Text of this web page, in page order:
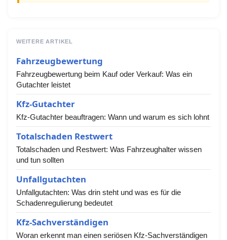
WEITERE ARTIKEL
Fahrzeugbewertung
Fahrzeugbewertung beim Kauf oder Verkauf: Was ein
Gutachter leistet
Kfz-Gutachter
Kfz-Gutachter beauftragen: Wann und warum es sich lohnt
Totalschaden Restwert
Totalschaden und Restwert: Was Fahrzeughalter wissen
und tun sollten
Unfallgutachten
Unfallgutachten: Was drin steht und was es für die
Schadenregulierung bedeutet
Kfz-Sachverständigen
Woran erkennt man einen seriösen Kfz-Sachverständigen